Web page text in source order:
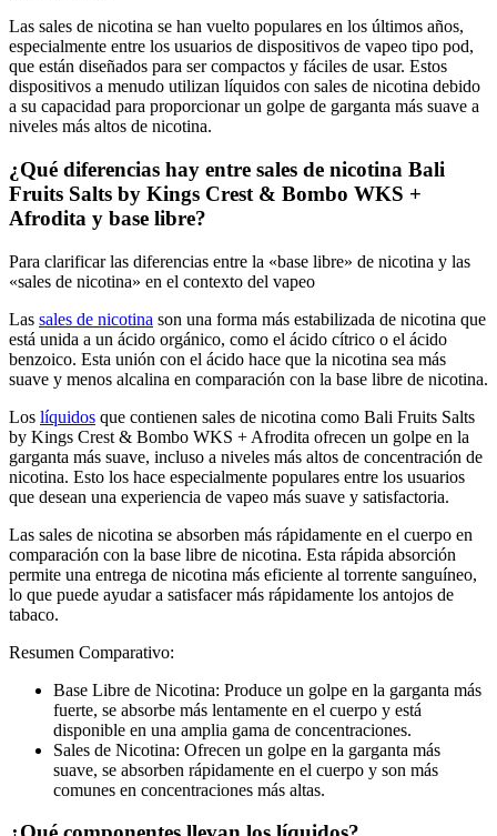
Las sales de nicotina se han vuelto populares en los últimos años,
especialmente entre los usuarios de dispositivos de vapeo tipo pod,
que están diseñados para ser compactos y fáciles de usar. Estos
dispositivos a menudo utilizan líquidos con sales de nicotina debido
a su capacidad para proporcionar un golpe de garganta más suave a
niveles más altos de nicotina.
¿Qué diferencias hay entre sales de nicotina Bali
Fruits Salts by Kings Crest & Bombo WKS +
Afrodita y base libre?
Para clarificar las diferencias entre la «base libre» de nicotina y las
«sales de nicotina» en el contexto del vapeo
Las sales de nicotina son una forma más estabilizada de nicotina que
está unida a un ácido orgánico, como el ácido cítrico o el ácido
benzoico. Esta unión con el ácido hace que la nicotina sea más
suave y menos alcalina en comparación con la base libre de nicotina.
Los líquidos que contienen sales de nicotina como Bali Fruits Salts
by Kings Crest & Bombo WKS + Afrodita ofrecen un golpe en la
garganta más suave, incluso a niveles más altos de concentración de
nicotina. Esto los hace especialmente populares entre los usuarios
que desean una experiencia de vapeo más suave y satisfactoria.
Las sales de nicotina se absorben más rápidamente en el cuerpo en
comparación con la base libre de nicotina. Esta rápida absorción
permite una entrega de nicotina más eficiente al torrente sanguíneo,
lo que puede ayudar a satisfacer más rápidamente los antojos de
tabaco.
Resumen Comparativo:
Base Libre de Nicotina: Produce un golpe en la garganta más
fuerte, se absorbe más lentamente en el cuerpo y está
disponible en una amplia gama de concentraciones.
Sales de Nicotina: Ofrecen un golpe en la garganta más
suave, se absorben rápidamente en el cuerpo y son más
comunes en concentraciones más altas.